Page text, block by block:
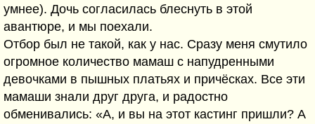
умнее). Дочь согласилась блеснуть в этой
авантюре, и мы поехали.
Отбор был не такой, как у нас. Сразу меня смутило
огромное количество мамаш с напудренными
девочками в пышных платьях и причёсках. Все эти
мамаши знали друг друга, и радостно
обменивались: «А, и вы на этот кастинг пришли? А